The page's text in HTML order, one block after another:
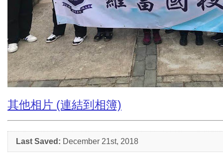
其他相片 (連結到相簿)
Last Saved: December 21st, 2018